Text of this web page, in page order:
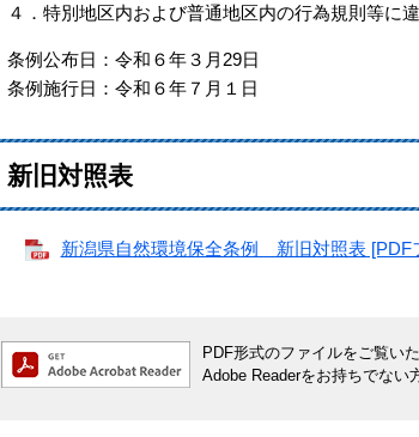
４．特別地区内および普通地区内の行為規則等に
条例公布日：令和６年３月29日
条例施行日：令和６年７月１日
新旧対照表
新潟県自然環境保全条例 新旧対照表 [PDF
PDF形式のファイルをご覧い
Adobe Readerをお持ちでない